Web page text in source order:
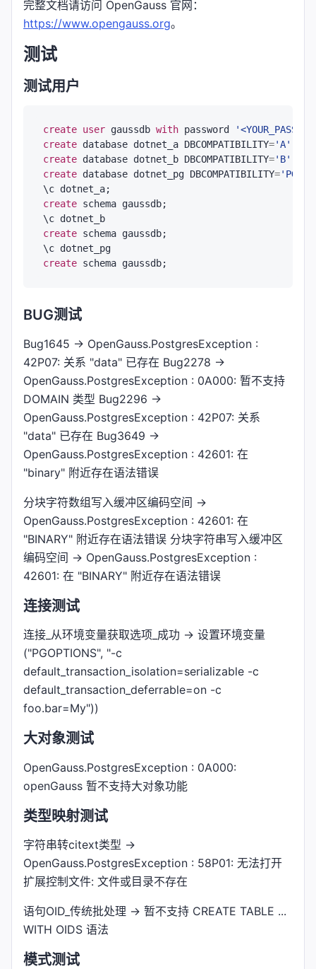
完整文档请访问 OpenGauss 官网：
https://www.opengauss.org。
测试
测试用户
create user gaussdb with password
create database dotnet_a DBCOMPATIBILITY='A'
create database dotnet_b DBCOMPATIBILITY='B'
create database dotnet_pg DBCOMPATIBILITY='PG'
create schema gaussdb;
create schema gaussdb;
create
BUG测试
Bug1645 -> OpenGauss.PostgresException :
42P07: 关系 "data" 已存在 Bug2278 ->
OpenGauss.PostgresException : 0A000: 暂不支持
DOMAIN 类型 Bug2296 ->
OpenGauss.PostgresException : 42P07: 关系
"data" 已存在 Bug3649 ->
OpenGauss.PostgresException : 42601: 在
"binary" 附近存在语法错误
分块字符数组写入缓冲区编码空间 ->
OpenGauss.PostgresException : 42601: 在
"BINARY" 附近存在语法错误 分块字符串写入缓冲区
编码空间 -> OpenGauss.PostgresException :
42601: 在 "BINARY" 附近存在语法错误
连接测试
连接_从环境变量获取选项_成功 -> 设置环境变量
("PGOPTIONS", "-c
default_transaction_isolation=serializable -c
default_transaction_deferrable=on -c
foo.bar=My"))
大对象测试
OpenGauss.PostgresException : 0A000:
openGauss 暂不支持大对象功能
类型映射测试
字符串转citext类型 ->
OpenGauss.PostgresException : 58P01: 无法打开
扩展控制文件: 文件或目录不存在
语句OID_传统批处理 -> 暂不支持 CREATE TABLE ...
WITH OIDS 语法
模式测试